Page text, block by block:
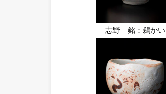
志野 銘：鵜かい